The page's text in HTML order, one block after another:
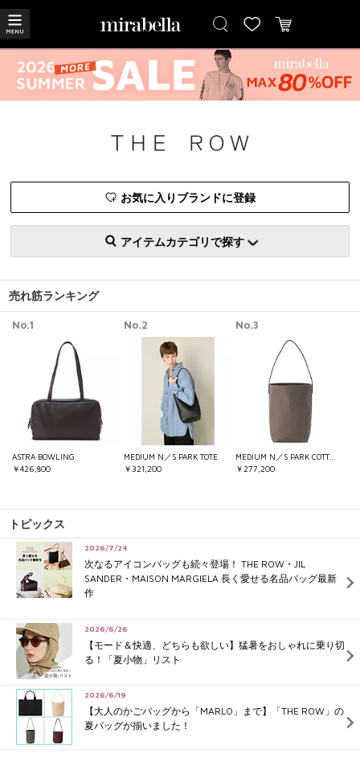
お気に入りブランドに登録
アイテムカテゴリで探す
売れ筋ランキング
No.1
ASTRA BOWLING
￥426,800
No.2
MEDIUM N／S PARK TOTE
￥321,200
No.3
MEDIUM N／S PARK COTTON TOTE
￥277,200
トピックス
2026/7/24
次なるアイコンバッグも続々登場！ THE ROW・JIL
SANDER・MAISON MARGIELA 長く愛せる名品バッグ最新
作
2026/6/26
【モード＆快適、どちらも欲しい】猛暑をおしゃれに乗り切
る！「夏小物」リスト
2026/6/19
【大人のかごバッグから「MARLO」まで】「THE ROW」の
夏バッグが揃いました！